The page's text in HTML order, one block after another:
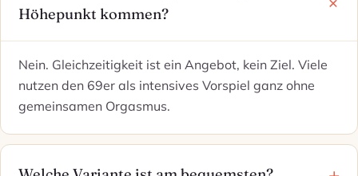
Höhepunkt kommen?
Nein. Gleichzeitigkeit ist ein Angebot, kein Ziel. Viele
nutzen den 69er als intensives Vorspiel ganz ohne
gemeinsamen Orgasmus.